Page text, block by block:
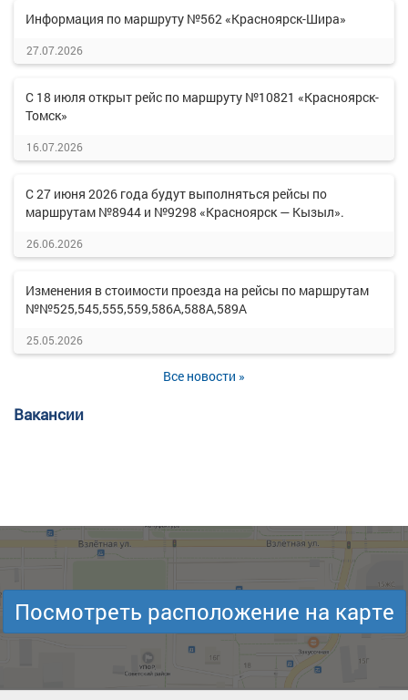
Информация по маршруту №562 «Красноярск-Шира»
27.07.2026
С 18 июля открыт рейс по маршруту №10821 «Красноярск-
Томск»
16.07.2026
С 27 июня 2026 года будут выполняться рейсы по
маршрутам №8944 и №9298 «Красноярск — Кызыл».
26.06.2026
Изменения в стоимости проезда на рейсы по маршрутам
№№525,545,555,559,586А,588А,589А
25.05.2026
Все новости »
Вакансии
Посмотреть расположение на карте